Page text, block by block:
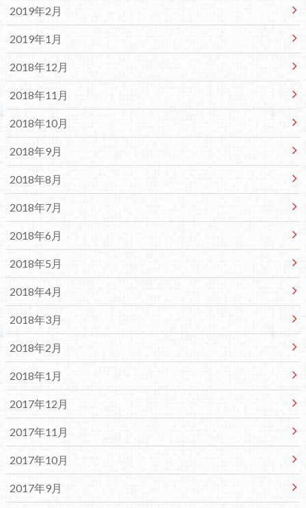
2019年2月
2019年1月
2018年12月
2018年11月
2018年10月
2018年9月
2018年8月
2018年7月
2018年6月
2018年5月
2018年4月
2018年3月
2018年2月
2018年1月
2017年12月
2017年11月
2017年10月
2017年9月